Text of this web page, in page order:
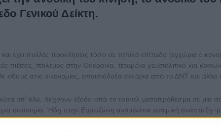
Γενικού Δείκτη.
έχει πολλές προκλήσεις τόσο σε τοπικό επίπεδο (εγχώρια
πιέσεις, πόλεμος στην Ουκρανία, τεταμένο γεωπολιτικό και
είδους στις οικονομίες, απαισιόδοξα σενάρια από το ΔΝΤ και άλλα
απ’ όλα, δείχνουν έξοδο από το τούνελ μεσοπρόθεσμα σε μια
οικονομία. Ήδη στην Ευρωζώνη αναμένεται αναιμική
μαξιλάρι ασφαλείας για την οικονομία που μάλλον θα